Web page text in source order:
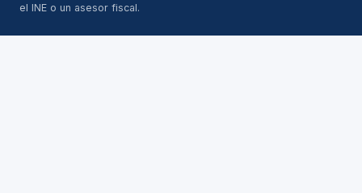
el INE o un asesor fiscal.